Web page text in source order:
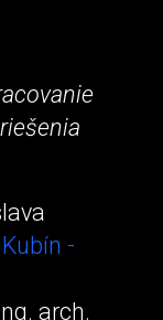
-
arch.